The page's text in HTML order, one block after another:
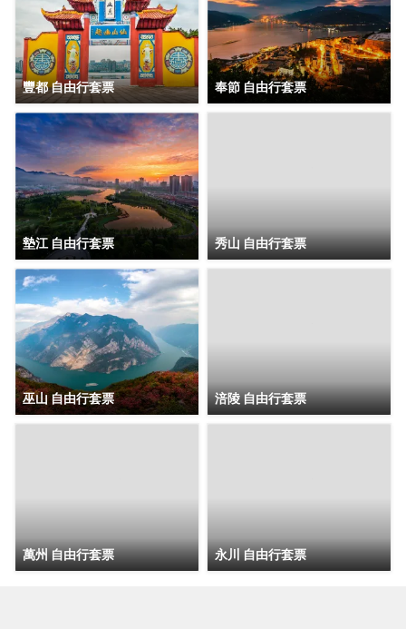
豐都 自由行套票 奉節 自由行套票
墊江 自由行套票 秀山 自由行套票
巫山 自由行套票 涪陵 自由行套票
萬州 自由行套票 永川 自由行套票